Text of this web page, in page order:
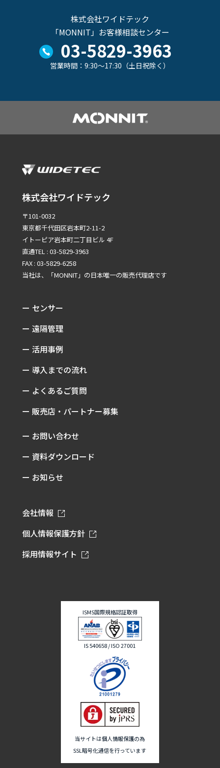
株式会社ワイドテック
「MONNIT」お客様相談センター
03-5829-3963
営業時間：9:30～17:30（土日祝除く）
株式会社ワイドテック
〒101-0032
東京都千代田区岩本町2-11-2
イトーピア岩本町二丁目ビル 4F
直通TEL : 03-5829-3963
FAX : 03-5829-6258
当社は、「MONNIT」の日本唯一の販売代理店です
ー センサー
ー 遠隔管理
ー 活用事例
ー 導入までの流れ
ー よくあるご質問
ー 販売店・パートナー募集
ー お問い合わせ
ー 資料ダウンロード
ー お知らせ
会社情報
個人情報保護方針
採用情報サイト
ISMS国際規格認証取得
IS 540658 / ISO 27001
当サイトは個人情報保護の為
SSL暗号化通信を行っています